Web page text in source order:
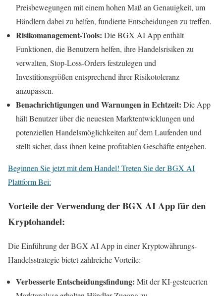
Preisbewegungen mit einem hohen Maß an Genauigkeit, um
Händlern dabei zu helfen, fundierte Entscheidungen zu treffen.
Risikomanagement-Tools: Die BGX AI App enthält
Funktionen, die Benutzern helfen, ihre Handelsrisiken zu
verwalten, Stop-Loss-Orders festzulegen und
Investitionsgrößen entsprechend ihrer Risikotoleranz
anzupassen.
Benachrichtigungen und Warnungen in Echtzeit: Die App
hält Benutzer über die neuesten Marktentwicklungen und
potenziellen Handelsmöglichkeiten auf dem Laufenden und
stellt sicher, dass ihnen keine profitablen Geschäfte entgehen.
Beginnen Sie jetzt mit dem Handel! Treten Sie der BGX AI
Plattform Bei:
Vorteile der Verwendung der BGX AI App für den
Kryptohandel:
Die Einführung der BGX AI App in einer Kryptowährungs-
Handelsstrategie bietet zahlreiche Vorteile:
Verbesserte Entscheidungsfindung: Mit der KI-gesteuerten